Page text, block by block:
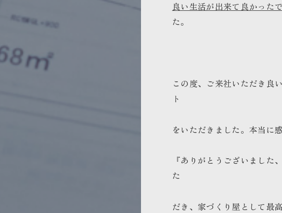
良い生活が出来て良かったで
た。
この度、ご来社いただき良
ト
をいただきました。本当に
『ありがとうございました
た
だき、家づくり屋として最